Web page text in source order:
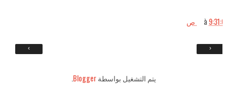
à ص
‹
›
يتم التشغيل بواسطةBlogger
.